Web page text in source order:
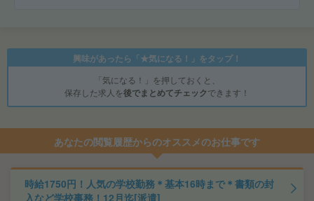
興味があったら「★気になる！」をタップ！
「気になる！」を押しておくと、
保存した求人を後でまとめてチェックできます！
あなたの閲覧履歴からのオススメのお仕事です
時給1750円！人気の学校勤務＊基本16時まで＊書類の封
入など学校事務！12月迄[派遣]